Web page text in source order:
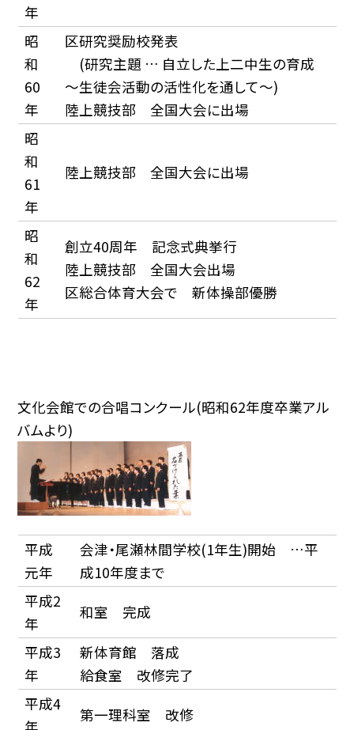
年
昭
和
60
年
区研究奨励校発表
(研究主題 … 自立した上二中生の育成
〜生徒会活動の活性化を通して〜)
陸上競技部 全国大会に出場
昭
和
61
年
陸上競技部 全国大会に出場
昭
和
62
年
創立40周年 記念式典挙行
陸上競技部 全国大会出場
区総合体育大会で 新体操部優勝
文化会館での合唱コンクール(昭和62年度卒業アル
バムより)
平成
元年
会津・尾瀬林間学校(1年生)開始 …平
成10年度まで
平成2
年
和室 完成
平成3
年
新体育館 落成
給食室 改修完了
平成4
第一理科室 改修